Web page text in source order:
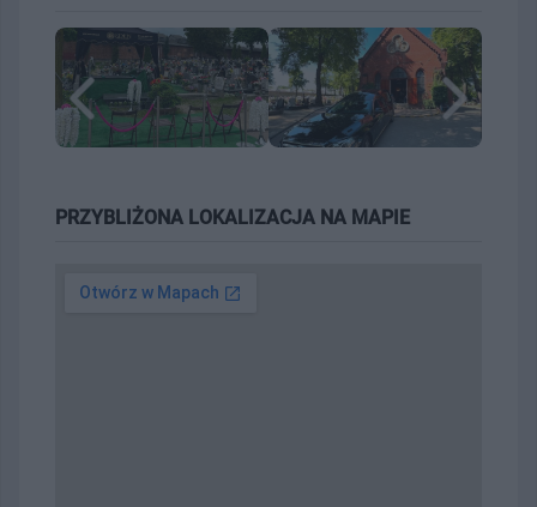
PRZYBLIŻONA LOKALIZACJA NA MAPIE